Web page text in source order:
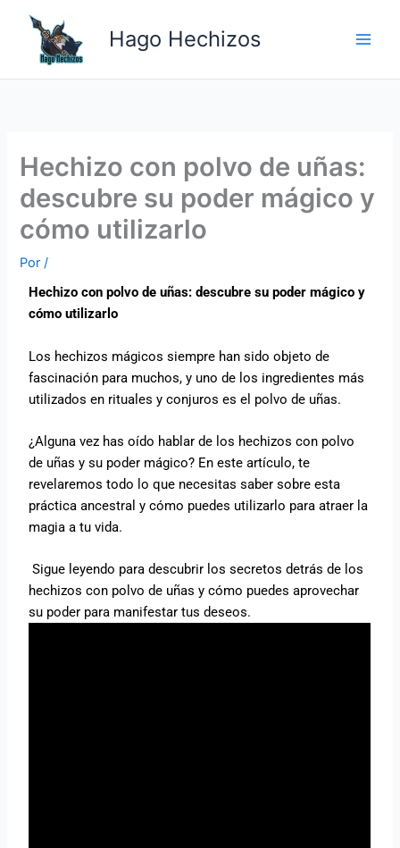
contenido
Hago Hechizos
Hechizo con polvo de uñas:
descubre su poder mágico y
cómo utilizarlo
Por/
Hechizo con polvo de uñas: descubre su poder mágico y
cómo utilizarlo
Los hechizos mágicos siempre han sido objeto de
fascinación para muchos, y uno de los ingredientes más
utilizados en rituales y conjuros es el polvo de uñas.
¿Alguna vez has oído hablar de los hechizos con polvo
de uñas y su poder mágico? En este artículo, te
revelaremos todo lo que necesitas saber sobre esta
práctica ancestral y cómo puedes utilizarlo para atraer la
magia a tu vida.
Sigue leyendo para descubrir los secretos detrás de los
hechizos con polvo de uñas y cómo puedes aprovechar
su poder para manifestar tus deseos.